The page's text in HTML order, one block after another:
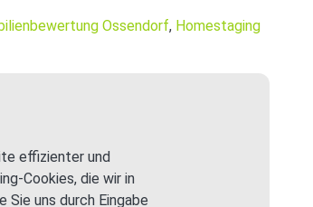
Ossendorf, Homestaging
effizienter und
Cookies, die wir in
Sie uns durch Eingabe